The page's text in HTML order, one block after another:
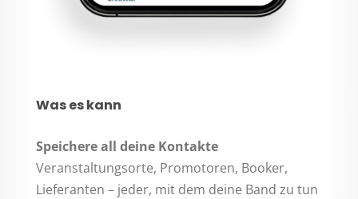
Was es kann
Speichere all deine Kontakte
Veranstaltungsorte, Promotoren, Booker,
Lieferanten – jeder, mit dem deine Band zu tun